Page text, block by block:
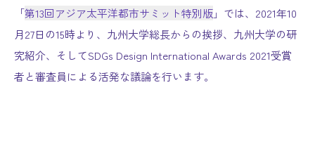
「第13回アジア太平洋都市サミット特別版」では、2021年10
月27日の15時より、九州大学総長からの挨拶、九州大学の研
究紹介、そしてSDGs Design International Awards 2021受賞
者と審査員による活発な議論を行います。